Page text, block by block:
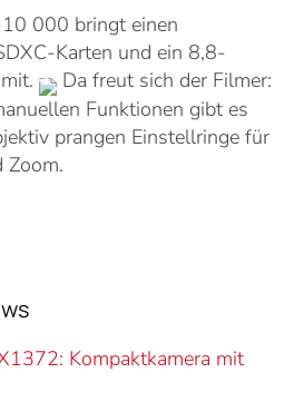
000 bringt einen
Karten und ein 8,8-
Da freut sich der Filmer:
Funktionen gibt es
prangen Einstellringe für
Zoom.